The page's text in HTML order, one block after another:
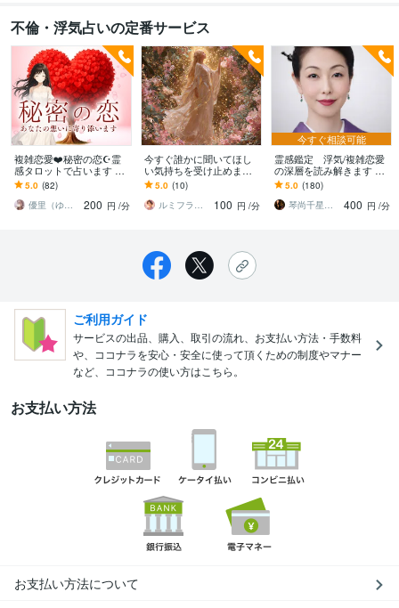
不倫・浮気占いの定番サービス
複雑恋愛❤️秘密の恋☪️霊
感タロットで占います 共
感力抜群✨不倫・浮気・略
奪愛・三角関係・相手の
気持ち
5.0 (82)
優里（ゆり）スピリチュアルカウンセラー
200 円 /分
今すぐ誰かに聞いてほし
い気持ちを受け止めます 1
分からOK｜考えなくてい
い、ただ話してください
5.0 (10)
ルミフラワー鑑定☆YURICA
100 円 /分
今すぐ相談可能
霊感鑑定 浮気/複雑恋愛
の深層を読み解きます 出
口の見えない恋愛に霊感
で突破口を開きます作戦
しましょう
5.0 (180)
琴尚千星ことなおチセイ
400 円 /分
ご利用ガイド
サービスの出品、購入、取引の流れ、お支払い方法・手数料
や、ココナラを安心・安全に使って頂くための制度やマナー
など、ココナラの使い方はこちら。
お支払い方法
お支払い方法について